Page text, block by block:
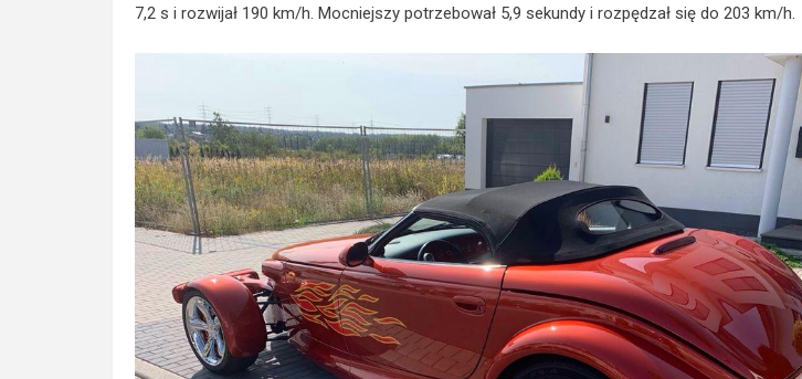
7,2 s i rozwijał 190 km/h. Mocniejszy potrzebował 5,9 sekundy i rozpędzał się do 203 km/h.